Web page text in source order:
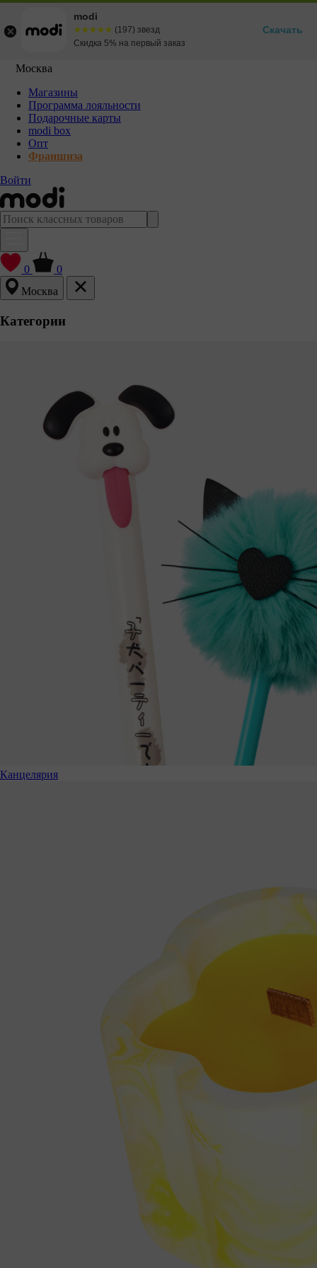
Москва
Магазины
Программа лояльности
Подарочные карты
modi box
Опт
Франшиза
Войти
0
0
Москва
Категории
Канцелярия
modi
☆☆☆☆☆
★★★★★ (197) звезд
Скидка 5% на первый заказ
Скачать